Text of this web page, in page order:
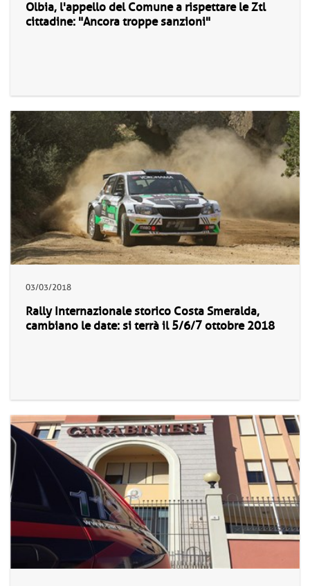
Olbia, l'appello del Comune a rispettare le Ztl
cittadine: "Ancora troppe sanzioni"
03/03/2018
Rally Internazionale storico Costa Smeralda,
cambiano le date: si terrà il 5/6/7 ottobre 2018